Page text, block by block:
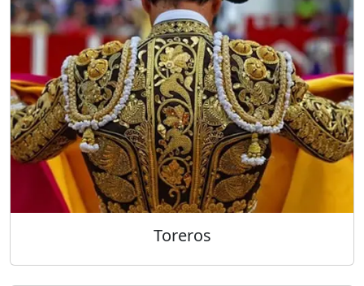
Toreros